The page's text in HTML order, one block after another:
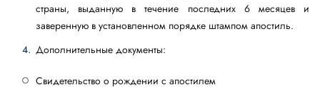
страны, выданную в течение последних 6 месяцев и
заверенную в установленном порядке штампом апостиль.
Дополнительные документы:
Свидетельство о рождении с апостилем